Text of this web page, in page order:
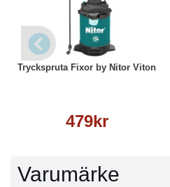
Tryckspruta Fixor by Nitor Viton
479kr
Köp
Varumärke